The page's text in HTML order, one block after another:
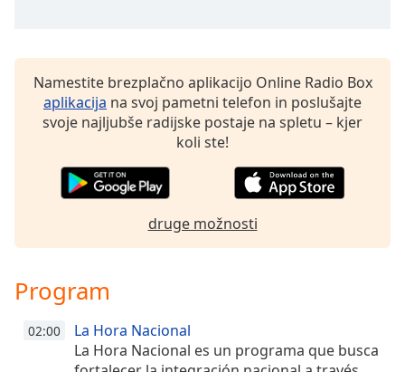
Background
Color
Edge
Style
Namestite brezplačno aplikacijo Online Radio Box
aplikacija na svoj pametni telefon in poslušajte
svoje najljubše radijske postaje na spletu – kjer
koli ste!
druge možnosti
Program
02:00
La Hora Nacional
La Hora Nacional es un programa que busca